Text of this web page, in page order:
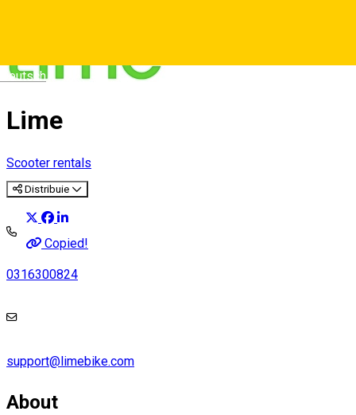
Deutsch
Lime
Scooter rentals
Distribuie
Copied!
0316300824
support@limebike.com
About